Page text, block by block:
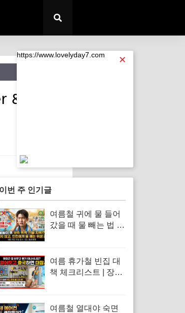
& Cut-
✕
https://www.lovelyday7.com
이번 주 인기글
여름철 귀에 물 들어
갔을 때 물 빼는 법 |
응급처치 수칙
여름 휴가철 빈집 대
책 체크리스트 | 장기
봉쇄 수칙
여름철 열대야 숙면